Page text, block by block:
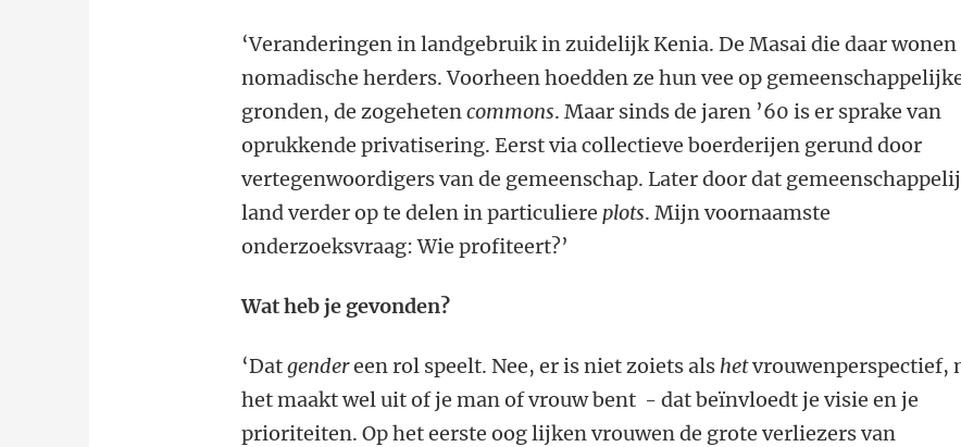
‘Veranderingen in landgebruik in zuidelijk Kenia. De Masai die daar
nomadische herders. Voorheen hoedden ze hun vee op
gronden, de zogehetencommons. Maar sinds de jaren ’60 is er sprake van
oprukkende privatisering. Eerst via collectieve boerderijen gerund door
vertegenwoordigers van de gemeenschap. Later door dat
land verder op te delen in particuliere plots. Mijn voornaamste
onderzoeksvraag: Wie profiteert?’
Wat heb je gevonden?
‘Datgendereen rol speelt. Nee, er is niet zoiets als hetvrouwenperspectief,
het maakt wel uit of je man of vrouw bent - dat beïnvloedt je visie en je
prioriteiten. Op het eerste oog lijken vrouwen de grote verliezers van